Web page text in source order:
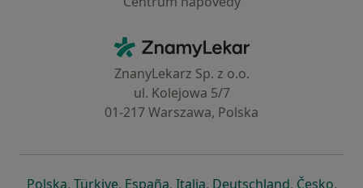
ZnamyLekar - Hlavní stránka
ZnanyLekarz Sp. z o.o.
ul. Kolejowa 5/7
01-217 Warszawa, Polska
Polskase otevře v nové záložce
, Türkiyese otevře v nové záložce
, Españase otevře v nové záložce
, Italiase otevře v nové záložce
, Deutschlandse otevře v
, Českose
,